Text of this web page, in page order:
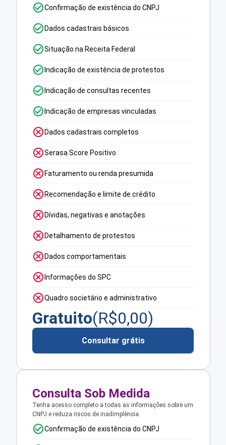
Confirmação de existência do CNPJ
Dados cadastrais básicos
Situação na Receita Federal
Indicação de existência de protestos
Indicação de consultas recentes
Indicação de empresas vinculadas
Dados cadastrais completos
Serasa Score Positivo
Faturamento ou renda presumida
Recomendação e limite de crédito
Dívidas, negativas e anotações
Detalhamento de protestos
Dados comportamentais
Informações do SPC
Quadro societário e administrativo
Gratuito(R$0,00)
Consultar grátis
Consulta Sob Medida
Tenha acesso completo a todas as informações sobre um
CNPJ e reduza riscos de inadimplência.
Confirmação de existência do CNPJ